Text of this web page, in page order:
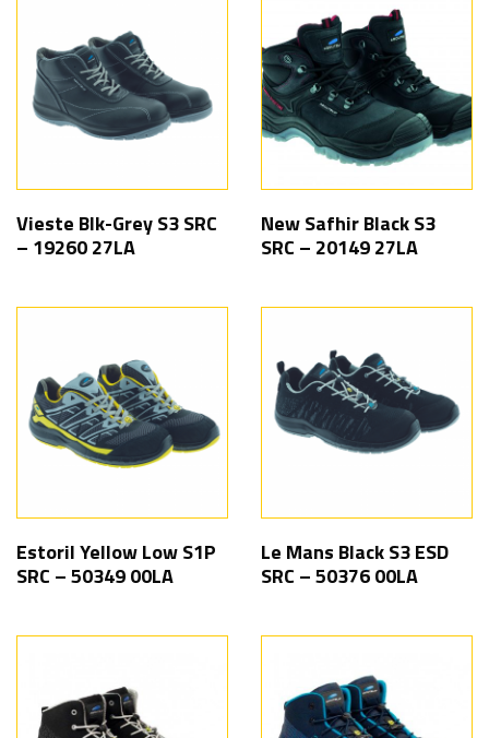
Vieste Blk-Grey S3 SRC
– 19260 27LA
New Safhir Black S3
SRC – 20149 27LA
Estoril Yellow Low S1P
SRC – 50349 00LA
Le Mans Black S3 ESD
SRC – 50376 00LA